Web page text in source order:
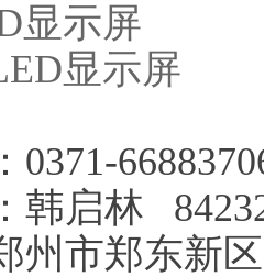
显示屏
显示屏
韩启林
州市郑东新